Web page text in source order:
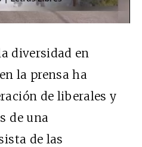
diversidad en
la prensa ha
de liberales y
de una
de las